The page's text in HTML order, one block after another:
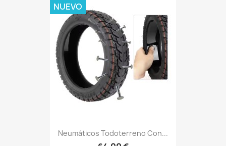
Neumáticos Todoterreno Con...
NUEVO